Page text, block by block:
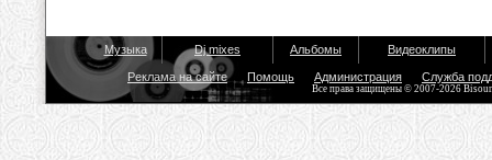
Музыка Dj mixes Альбомы Видеоклипы
Реклама на сайте Помощь Администрация Служба
Все права защищены © 2007-2026